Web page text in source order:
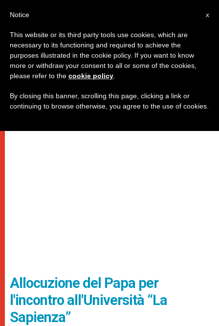
Allocuzione del Papa per
l'incontro all'Università “La
Sapienza”
x
Notice
This website or its third party tools use cookies, which are
necessary to its functioning and required to achieve the
purposes illustrated in the cookie policy. If you want to know
more or withdraw your consent to all or some of the cookies,
please refer to the cookie policy
By closing this banner, scrolling this page, clicking a link or
continuing to browse otherwise, you agree to the use of cookies.